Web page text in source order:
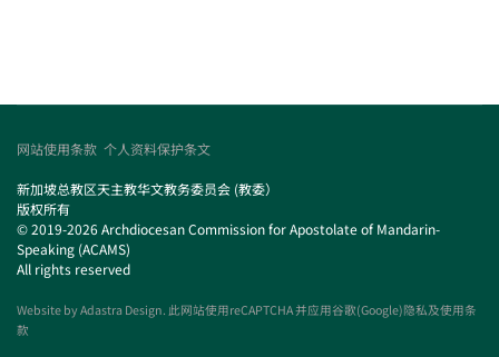
网站使用条款 个人资料保护条文
新加坡总教区天主教华文教务委员会 (教委）
版权所有
© 2019-2026 Archdiocesan Commission for Apostolate of Mandarin-
Speaking (ACAMS)
All rights reserved
Website byAdastra Design. 此网站使用reCAPTCHA 并应用谷歌(Google)隐私及使用条
款